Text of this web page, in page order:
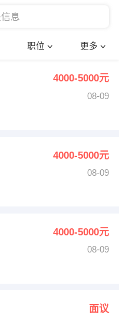
职位 更多
护士4000-5000元
08-09
4000-5000元
08-09
4000-5000元
08-09
面议